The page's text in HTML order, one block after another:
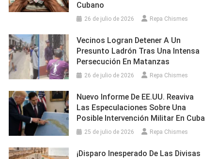
Cubano
26 de julio de 2026 Repa Chismes
Vecinos Logran Detener A Un
Presunto Ladrón Tras Una Intensa
Persecución En Matanzas
26 de julio de 2026 Repa Chismes
Nuevo Informe De EE.UU. Reaviva
Las Especulaciones Sobre Una
Posible Intervención Militar En Cuba
25 de julio de 2026 Repa Chismes
¡Disparo Inesperado De Las Divisas